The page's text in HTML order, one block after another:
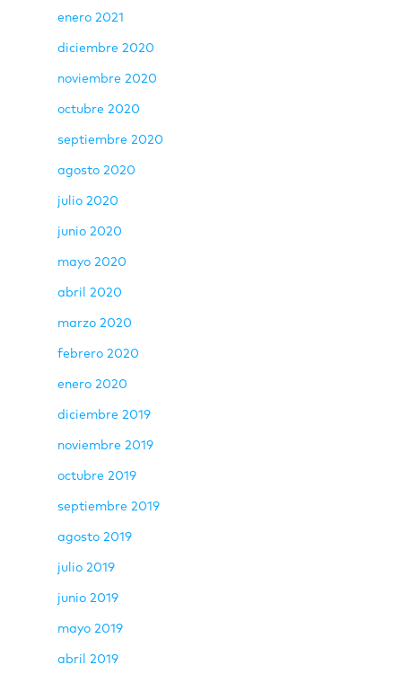
enero 2021
diciembre 2020
noviembre 2020
octubre 2020
septiembre 2020
agosto 2020
julio 2020
junio 2020
mayo 2020
abril 2020
marzo 2020
febrero 2020
enero 2020
diciembre 2019
noviembre 2019
octubre 2019
septiembre 2019
agosto 2019
julio 2019
junio 2019
mayo 2019
abril 2019